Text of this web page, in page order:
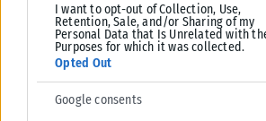
I want to opt-out of Collection, Use,
Retention, Sale, and/or Sharing of my
Personal Data that Is Unrelated with
Purposes for which it was collected.
Opted Out
Google consents